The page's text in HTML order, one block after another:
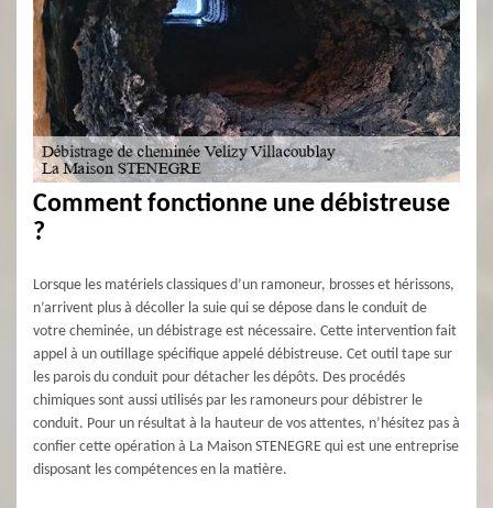
Comment fonctionne une débistreuse
?
Lorsque les matériels classiques d’un ramoneur, brosses et hérissons,
n’arrivent plus à décoller la suie qui se dépose dans le conduit de
votre cheminée, un débistrage est nécessaire. Cette intervention fait
appel à un outillage spécifique appelé débistreuse. Cet outil tape sur
les parois du conduit pour détacher les dépôts. Des procédés
chimiques sont aussi utilisés par les ramoneurs pour débistrer le
conduit. Pour un résultat à la hauteur de vos attentes, n’hésitez pas à
confier cette opération à La Maison STENEGRE qui est une entreprise
disposant les compétences en la matière.